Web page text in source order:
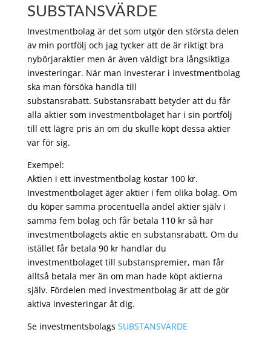
SUBSTANSVÄRDE
Investmentbolag är det som utgör den största delen
av min portfölj och jag tycker att de är riktigt bra
nybörjaraktier men är även väldigt bra långsiktiga
investeringar. När man investerar i investmentbolag
ska man försöka handla till
substansrabatt. Substansrabatt betyder att du får
alla aktier som investmentbolaget har i sin portfölj
till ett lägre pris än om du skulle köpt dessa aktier
var för sig.
Exempel:
Aktien i ett investmentbolag kostar 100 kr.
Investmentbolaget äger aktier i fem olika bolag. Om
du köper samma procentuella andel aktier själv i
samma fem bolag och får betala 110 kr så har
investmentbolagets aktie en substansrabatt. Om du
istället får betala 90 kr handlar du
investmentbolaget till substanspremier, man får
alltså betala mer än om man hade köpt aktierna
själv. Fördelen med investmentbolag är att de gör
aktiva investeringar åt dig.
Se investmentsbolags SUBSTANSVÄRDE